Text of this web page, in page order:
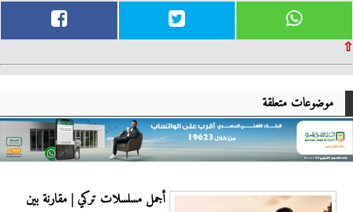
⇧
موضوعات متعلقة
أجمل مسلسلات تركي | مقارنة بين